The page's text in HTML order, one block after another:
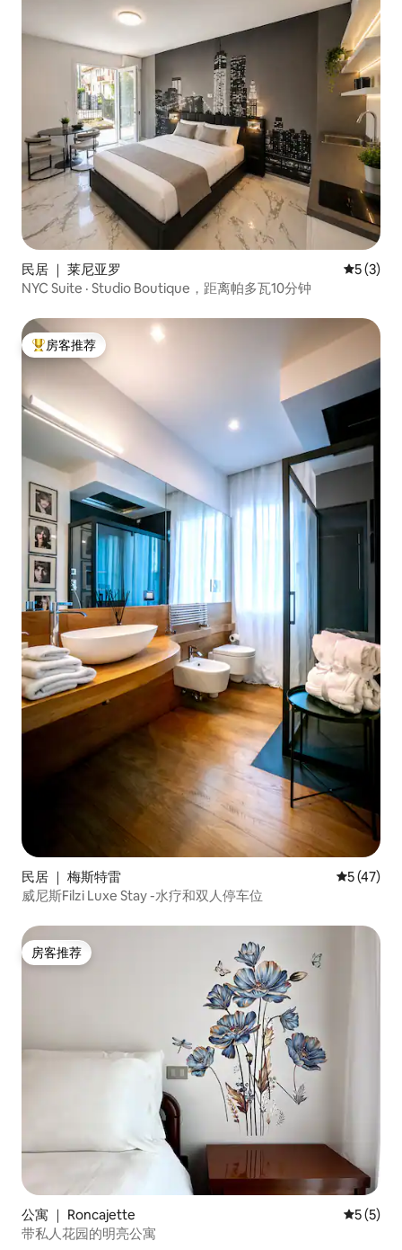
民居 ｜ 莱尼亚罗 平均评分
5 (3)
NYC Suite · Studio Boutique，距离帕多瓦10分钟
热门「房客推荐」
房客推荐
民居 ｜ 梅斯特雷 平均评分
5 (47)
威尼斯Filzi Luxe Stay -水疗和双人停车位
房客推荐
房客推荐
公寓 ｜ Roncajette 平均评分
5 (5)
带私人花园的明亮公寓